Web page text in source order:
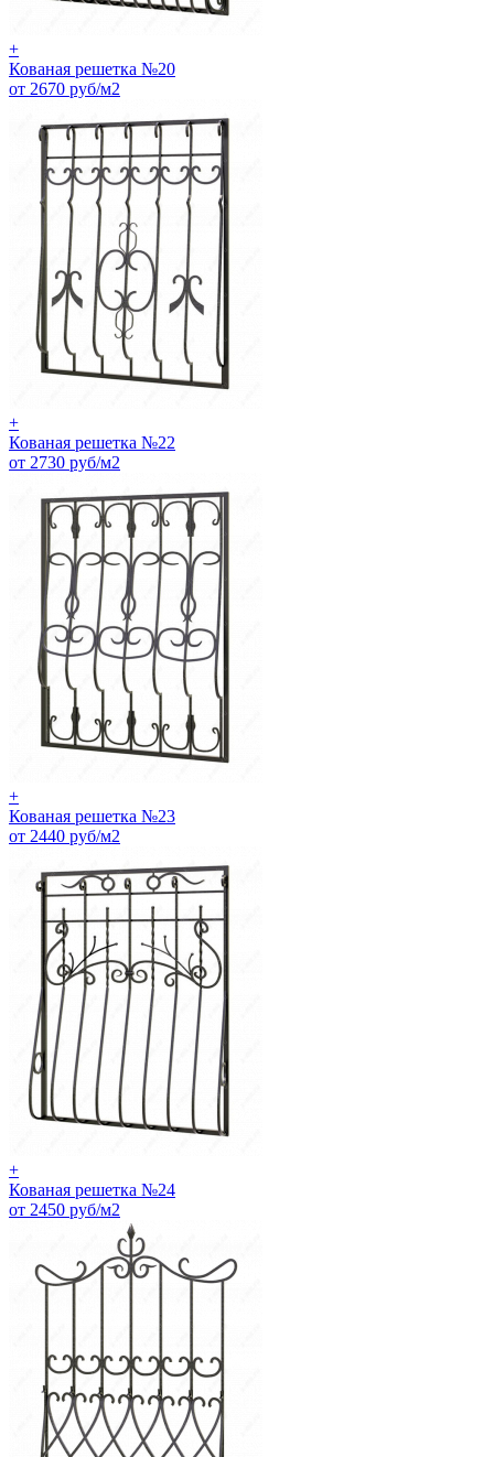
+
Кованая решетка №20
от 2670 руб/м2
+
Кованая решетка №22
от 2730 руб/м2
+
Кованая решетка №23
от 2440 руб/м2
+
Кованая решетка №24
от 2450 руб/м2